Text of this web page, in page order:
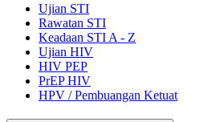
Ujian STI
Rawatan STI
Keadaan STI A - Z
Ujian HIV
HIV PEP
PrEP HIV
HPV / Pembuangan Ketuat